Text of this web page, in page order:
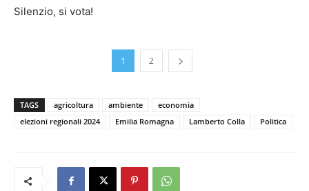
Silenzio, si vota!
1 2
TAGS agricoltura ambiente
economia
elezioni regionali 2024
Emilia Romagna Lamberto Colla Politica